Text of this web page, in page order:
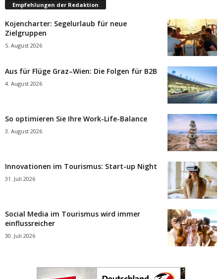
Empfehlungen der Redaktion
Kojencharter: Segelurlaub für neue
Zielgruppen
5. August 2026
Aus für Flüge Graz–Wien: Die Folgen für B2B
4. August 2026
So optimieren Sie Ihre Work-Life-Balance
3. August 2026
Innovationen im Tourismus: Start-up Night
31. Juli 2026
Social Media im Tourismus wird immer
einflussreicher
30. Juli 2026